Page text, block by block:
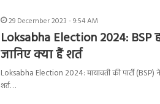
29 December 2023 - 9:54 AM
Loksabha Election 2024:
जानिए क्या हैं शर्त
Loksabha Election 2024: मायावती की पार्टी
शर्त…